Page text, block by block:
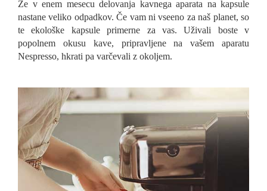
Že v enem mesecu delovanja kavnega aparata na kapsule
nastane veliko odpadkov. Če vam ni vseeno za naš planet, so
te ekološke kapsule primerne za vas. Uživali boste v
popolnem okusu kave, pripravljene na vašem aparatu
Nespresso, hkrati pa varčevali z okoljem.